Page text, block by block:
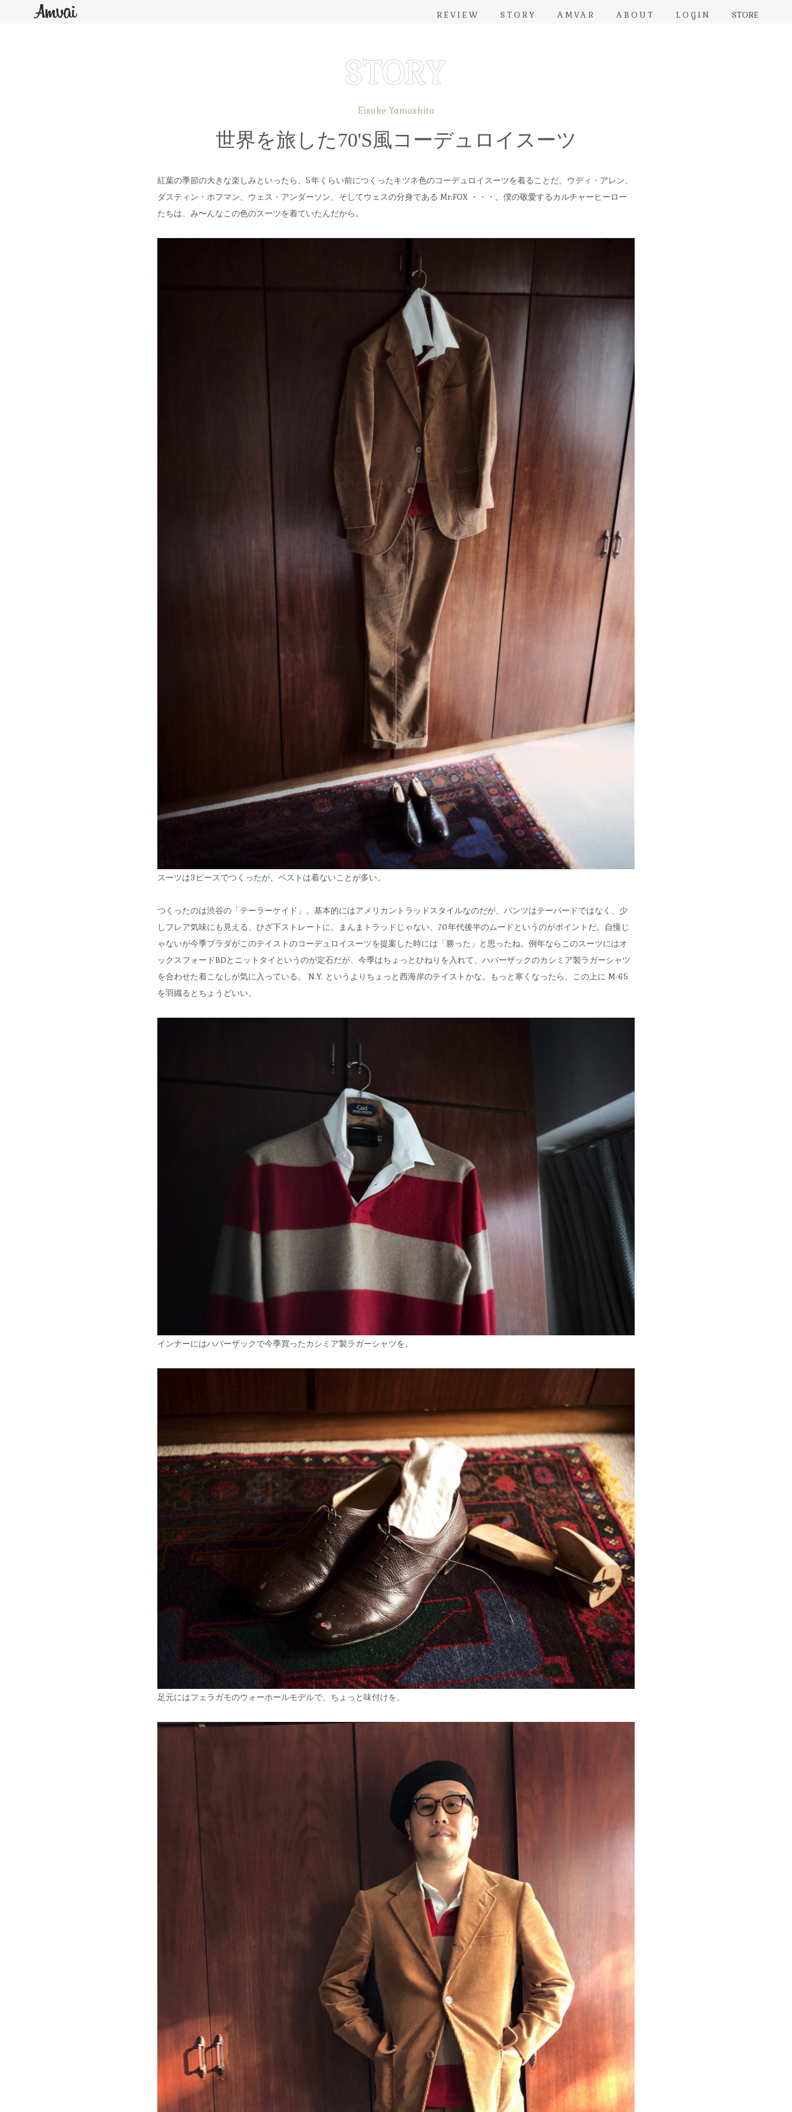
REVIEW STORY AMVAR ABOUT LOGIN STORE
Eisuke Yamashita
世界を旅した70'S風コーデュロイスーツ
紅葉の季節の大きな楽しみといったら、5年くらい前につくったキツネ色のコーデュロイスーツを着ることだ。ウディ・アレン、
ダスティン・ホフマン、ウェス・アンダーソン、そしてウェスの分身である Mr.FOX ・・・。僕の敬愛するカルチャーヒーロー
たちは、み〜んなこの色のスーツを着ていたんだから。
スーツは3ピースでつくったが、ベストは着ないことが多い。
つくったのは渋谷の「テーラーケイド」。基本的にはアメリカントラッドスタイルなのだが、パンツはテーパードではなく、少
しフレア気味にも見える、ひざ下ストレートに。まんまトラッドじゃない、70年代後半のムードというのがポイントだ。自慢じ
ゃないが今季プラダがこのテイストのコーデュロイスーツを提案した時には「勝った」と思ったね。例年ならこのスーツにはオ
ックスフォードBDとニットタイというのが定石だが、今季はちょっとひねりを入れて、ハバーザックのカシミア製ラガーシャツ
を合わせた着こなしが気に入っている。 N.Y. というよりちょっと西海岸のテイストかな。もっと寒くなったら、この上に M-65
を羽織るとちょうどいい。
インナーにはハバーザックで今季買ったカシミア製ラガーシャツを。
足元にはフェラガモのウォーホールモデルで、ちょっと味付けを。